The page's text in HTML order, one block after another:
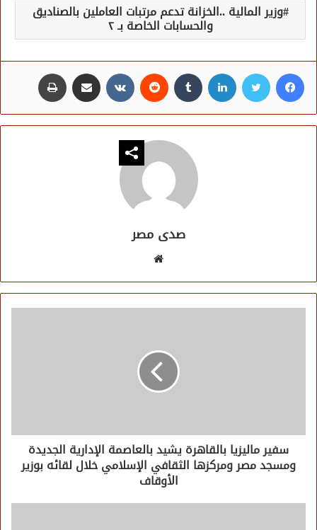
وزير المالية ..الخزانة تدعم مرتبات العاملين بالصناديق
والحسابات الخاصة بـ ٢
فيسبوك تويتر لينكدإن مشاركة عبر البريد
صدى مصر
سفير ماليزيا بالقاهرة يشيد بالعاصمة الإدارية الجديدة
ومسجد مصر ومركزها الثقافي الإسلامي خلال لقائه بوزير
الأوقاف